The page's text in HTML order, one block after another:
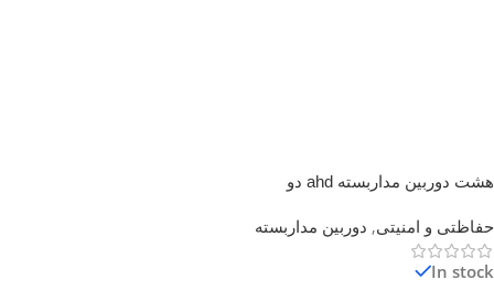
هشت دوربین مداربسته ahd دو
حفاظتی و امنیتی, دوربین مداربسته
In stock